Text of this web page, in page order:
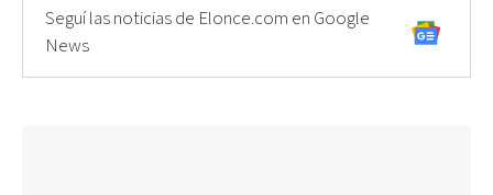
Seguí las noticias de Elonce.com en Google
News